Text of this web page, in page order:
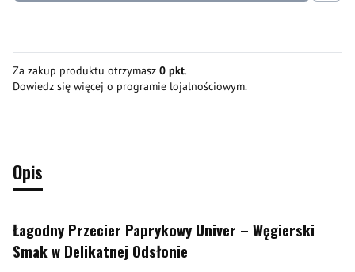
Za zakup produktu otrzymasz 0 pkt.
Dowiedz się więcej o programie lojalnościowym.
Opis
Łagodny Przecier Paprykowy Univer – Węgierski
Smak w Delikatnej Odsłonie